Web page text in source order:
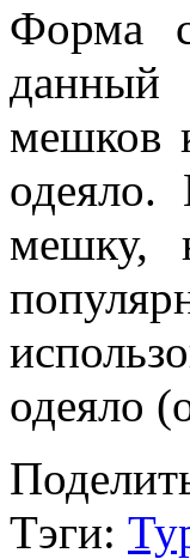
Форма
данный
мешков
одеяло.
мешку,
одеяло
Тэги: